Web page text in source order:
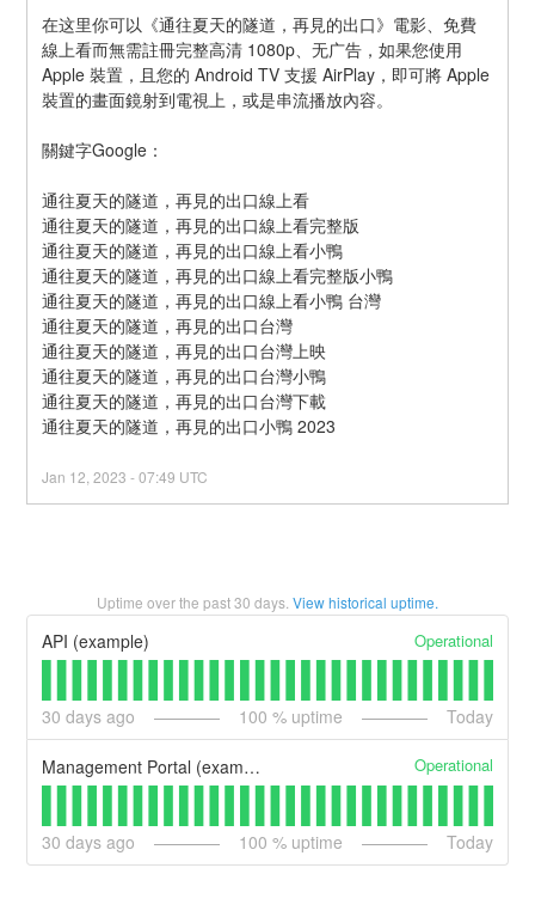
在这里你可以《通往夏天的隧道，再見的出口》電影、免費
線上看而無需註冊完整高清 1080p、无广告，如果您使用
Apple 裝置，且您的 Android TV 支援 AirPlay，即可將 Apple
裝置的畫面鏡射到電視上，或是串流播放內容。
關鍵字Google：
通往夏天的隧道，再見的出口線上看
通往夏天的隧道，再見的出口線上看完整版
通往夏天的隧道，再見的出口線上看小鴨
通往夏天的隧道，再見的出口線上看完整版小鴨
通往夏天的隧道，再見的出口線上看小鴨 台灣
通往夏天的隧道，再見的出口台灣
通往夏天的隧道，再見的出口台灣上映
通往夏天的隧道，再見的出口台灣小鴨
通往夏天的隧道，再見的出口台灣下載
通往夏天的隧道，再見的出口小鴨 2023
Jan 12 ,2023 -07:49 UTC
Uptime over the past30 days. View historical uptime.
API (example) Operational
30 days ago 100 % uptime Today
Management Portal (example) Operational
30 days ago 100 % uptime Today